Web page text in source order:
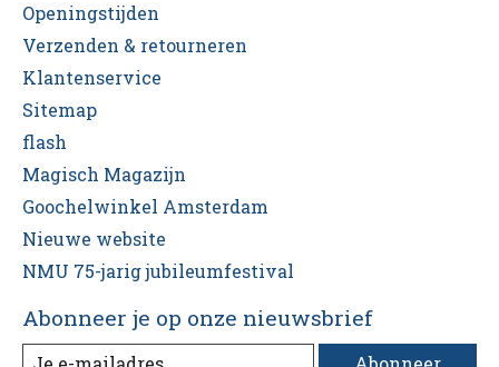
Openingstijden
Verzenden & retourneren
Klantenservice
Sitemap
flash
Magisch Magazijn
Goochelwinkel Amsterdam
Nieuwe website
NMU 75-jarig jubileumfestival
Abonneer je op onze nieuwsbrief